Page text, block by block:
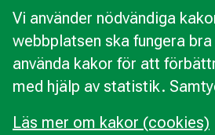
Vi använder nödvändiga
webbplatsen ska fungera
använda kakor för att
med hjälp av statistik.
Läs mer om kakor (cookies)
Om webbplatsen
Behandling av personuppgifter